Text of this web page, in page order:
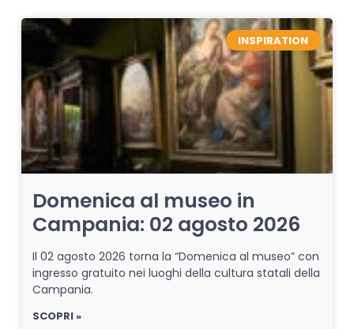
INSPIRATION
Domenica al museo in
Campania: 02 agosto 2026
Il 02 agosto 2026 torna la “Domenica al museo” con
ingresso gratuito nei luoghi della cultura statali della
Campania.
SCOPRI »